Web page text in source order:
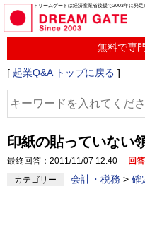
ドリームゲートは経済産業省後援で2003年に発
起業に関するみんなの質問投
起業Q&A
無料で専
[ 起業Q&A トップに戻る ]
印紙の貼っていない
最終回答：2011/11/07 12:40
回
カテゴリー
会計・税務 > 確